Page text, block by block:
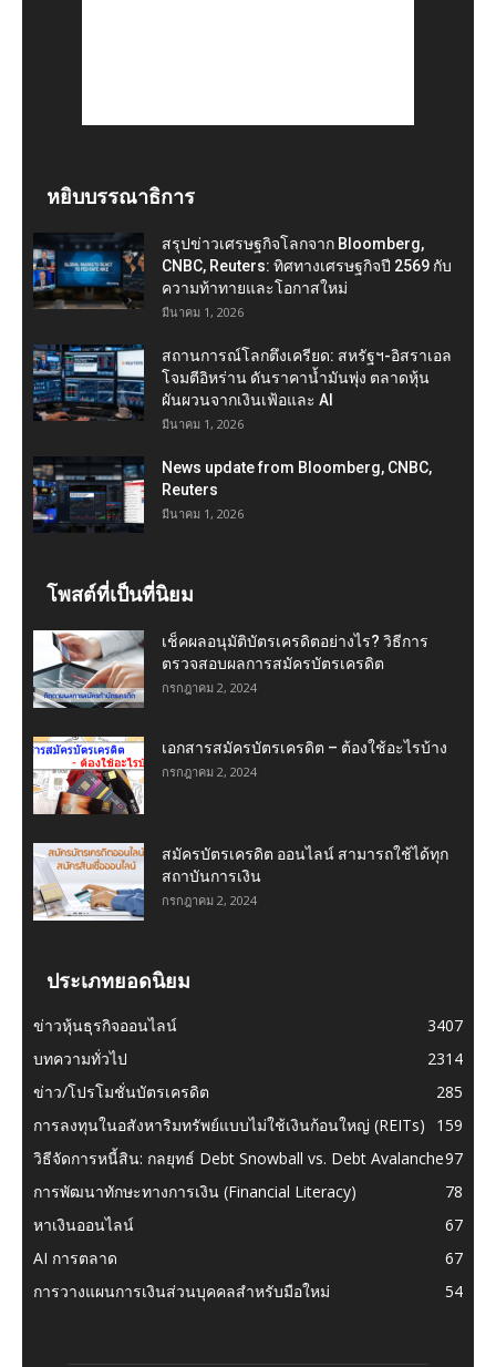
หยิบบรรณาธิการ
สรุปข่าวเศรษฐกิจโลกจาก Bloomberg,
CNBC, Reuters: ทิศทางเศรษฐกิจปี 2569 กับ
ความท้าทายและโอกาสใหม่
มีนาคม 1, 2026
สถานการณ์โลกตึงเครียด: สหรัฐฯ-อิสราเอล
โจมตีอิหร่าน ดันราคาน้ำมันพุ่ง ตลาดหุ้น
ผันผวนจากเงินเฟ้อและ AI
มีนาคม 1, 2026
News update from Bloomberg, CNBC,
Reuters
มีนาคม 1, 2026
โพสต์ที่เป็นที่นิยม
เช็คผลอนุมัติบัตรเครดิตอย่างไร? วิธีการ
ตรวจสอบผลการสมัครบัตรเครดิต
กรกฎาคม 2, 2024
เอกสารสมัครบัตรเครดิต – ต้องใช้อะไรบ้าง
กรกฎาคม 2, 2024
สมัครบัตรเครดิต ออนไลน์ สามารถใช้ได้ทุก
สถาบันการเงิน
กรกฎาคม 2, 2024
ประเภทยอดนิยม
ข่าวหุ้นธุรกิจออนไลน์
3407
บทความทั่วไป
2314
ข่าว/โปรโมชั่นบัตรเครดิต
285
การลงทุนในอสังหาริมทรัพย์แบบไม่ใช้เงินก้อนใหญ่ (REITs)
159
วิธีจัดการหนี้สิน: กลยุทธ์ Debt Snowball vs. Debt Avalanche97
การพัฒนาทักษะทางการเงิน (Financial Literacy)
78
หาเงินออนไลน์
67
AI การตลาด
67
การวางแผนการเงินส่วนบุคคลสำหรับมือใหม่
54